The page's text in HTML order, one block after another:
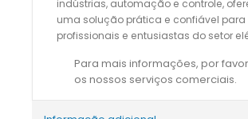
indústrias, automação e controle,
uma solução prática e confiável para
profissionais e entusiastas do setor
Para mais informações, por
os nossos serviços comerciais.